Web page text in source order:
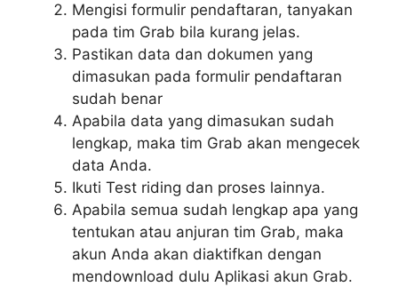
Mengisi formulir pendaftaran, tanyakan
pada tim Grab bila kurang jelas.
Pastikan data dan dokumen yang
dimasukan pada formulir pendaftaran
sudah benar
Apabila data yang dimasukan sudah
lengkap, maka tim Grab akan mengecek
data Anda.
Ikuti Test riding dan proses lainnya.
Apabila semua sudah lengkap apa yang
tentukan atau anjuran tim Grab, maka
akun Anda akan diaktifkan dengan
mendownload dulu Aplikasi akun Grab.